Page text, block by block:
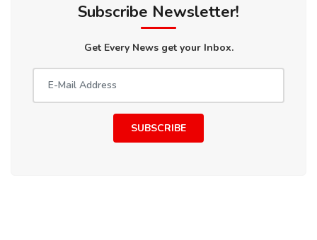
Subscribe Newsletter!
Get Every News get your Inbox.
SUBSCRIBE